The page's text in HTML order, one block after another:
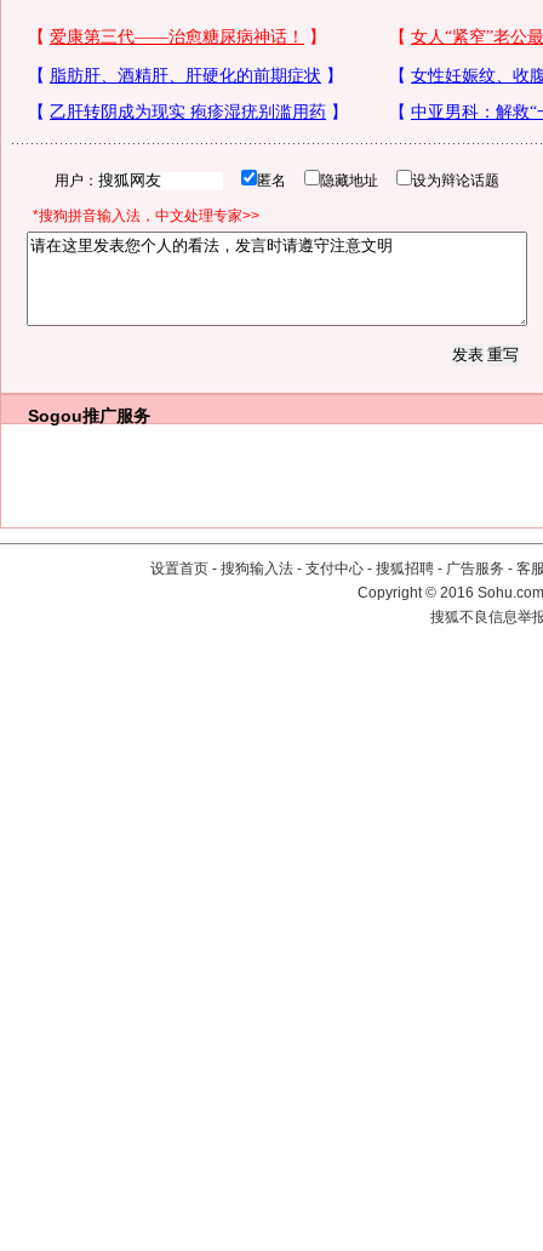
用户： 匿名 隐藏地址 设为辩论话题
*搜狗拼音输入法，中文处理专家>>
Sogou推广服务
设置首页 - 搜狗输入法 - 支付中心 - 搜狐招聘 - 广告服务 - 客
Copyright©2016
搜狐不良信息举